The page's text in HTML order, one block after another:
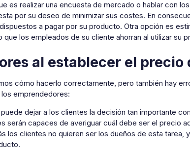
es realizar una encuesta de mercado o hablar con
por su deseo de minimizar sus costes. En
a pagar por su producto. Otra opción es
que los empleados de su cliente ahorran al utilizar su
al establecer el precio
cómo hacerlo correctamente, pero también hay
emprendedores:
dejar a los clientes la decisión tan importante
serán capaces de averiguar cuál debe ser el precio
los clientes no quieren ser los dueños de esta